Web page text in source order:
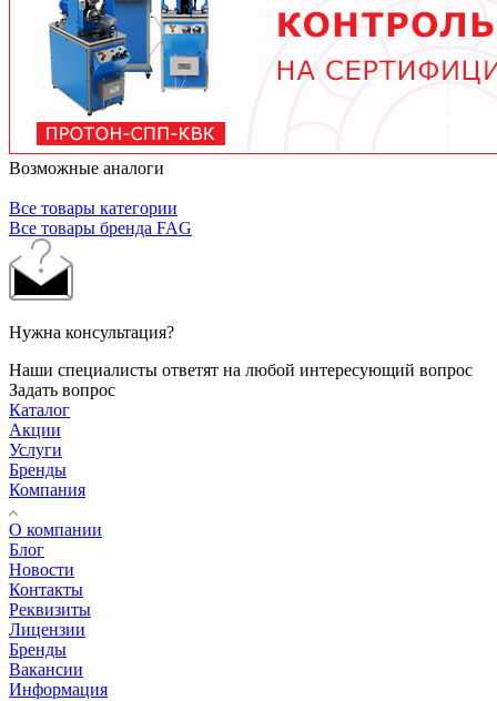
рекомендованные производителем смазочные
материалы.
Возможные аналоги
Все товары категории
Все товары бренда FAG
Нужна консультация?
Наши специалисты ответят на любой интересующий вопрос
Задать вопрос
Каталог
Акции
Услуги
Бренды
Компания
О компании
Блог
Новости
Контакты
Реквизиты
Лицензии
Бренды
Вакансии
Информация